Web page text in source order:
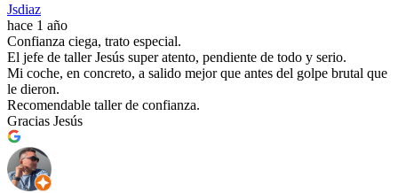
Jsdiaz
hace 1 año
Confianza ciega, trato especial.
El jefe de taller Jesús super atento, pendiente de todo y serio.
Mi coche, en concreto, a salido mejor que antes del golpe brutal que
le dieron.
Recomendable taller de confianza.
Gracias Jesús